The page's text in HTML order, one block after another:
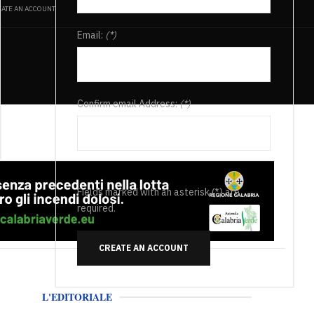
AN ACCOUNT
Email: (*)
Confirm email Address:(*)
Fields marked with an asterisk (*) are
required.
CREATE AN ACCOUNT
L'EDITORIALE